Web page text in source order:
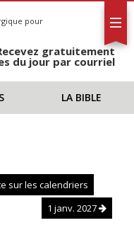
pour
gratuitement
du jour par courriel
LA BIBLE
sur les calendriers
1 janv. 2027